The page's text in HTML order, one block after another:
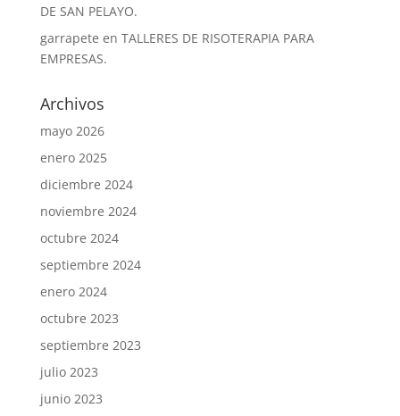
DE SAN PELAYO.
garrapete en TALLERES DE RISOTERAPIA PARA
EMPRESAS.
Archivos
mayo 2026
enero 2025
diciembre 2024
noviembre 2024
octubre 2024
septiembre 2024
enero 2024
octubre 2023
septiembre 2023
julio 2023
junio 2023